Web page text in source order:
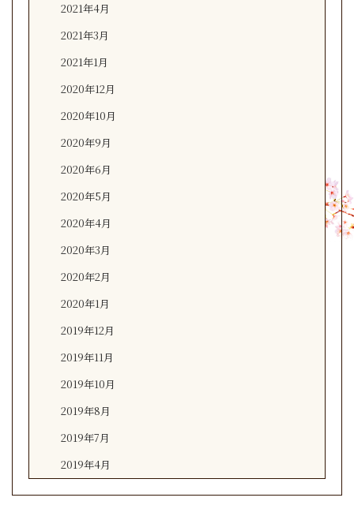
2021年4月
2021年3月
2021年1月
2020年12月
2020年10月
2020年9月
2020年6月
2020年5月
2020年4月
2020年3月
2020年2月
2020年1月
2019年12月
2019年11月
2019年10月
2019年8月
2019年7月
2019年4月